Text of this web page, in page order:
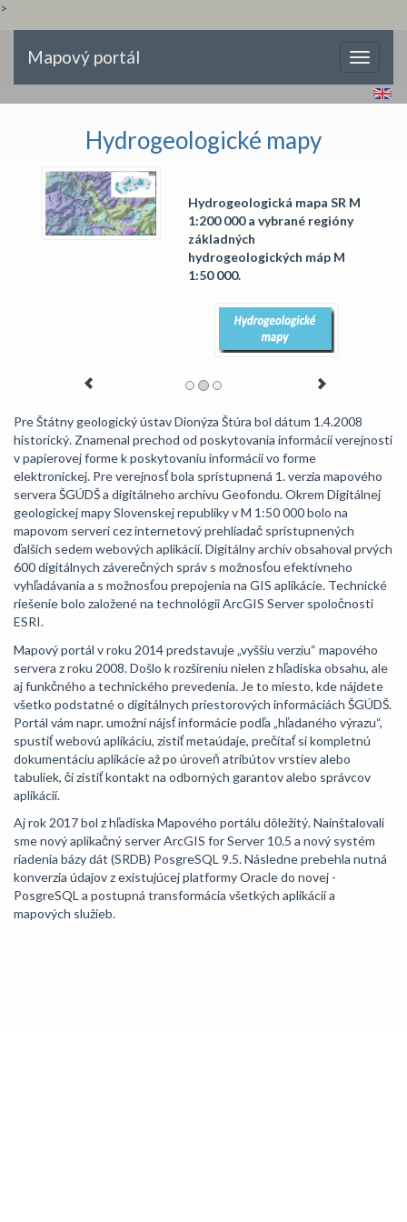
>
Toggle
Mapový portál
Hydrogeologické mapy
Hydrogeologická mapa SR M
1:200 000 a vybrané regióny
základných
hydrogeologických máp M
1:50 000.
Pre Štátny geologický ústav Dionýza Štúra bol dátum 1.4.2008
historický. Znamenal prechod od poskytovania informácií verejnosti
v papierovej forme k poskytovaniu informácií vo forme
elektronickej. Pre verejnosť bola sprístupnená 1. verzia mapového
servera ŠGÚDŠ a digitálneho archívu Geofondu. Okrem Digitálnej
geologickej mapy Slovenskej republiky v M 1:50 000 bolo na
mapovom serveri cez internetový prehliadač sprístupnených
ďalších sedem webových aplikácií. Digitálny archív obsahoval prvých
600 digitálnych záverečných správ s možnosťou efektívneho
vyhľadávania a s možnosťou prepojenia na GIS aplikácie. Technické
riešenie bolo založené na technológii ArcGIS Server spoločnosti
ESRI.
Mapový portál v roku 2014 predstavuje „vyššiu verziu“ mapového
servera z roku 2008. Došlo k rozšíreniu nielen z hľadiska obsahu, ale
aj funkčného a technického prevedenia. Je to miesto, kde nájdete
všetko podstatné o digitálnych priestorových informáciách ŠGÚDŠ.
Portál vám napr. umožní nájsť informácie podľa „hľadaného výrazu“,
spustiť webovú aplikáciu, zistiť metaúdaje, prečítať si kompletnú
dokumentáciu aplikácie až po úroveň atribútov vrstiev alebo
tabuliek, či zistiť kontakt na odborných garantov alebo správcov
aplikácií.
Aj rok 2017 bol z hľadiska Mapového portálu dôležitý. Nainštalovali
sme nový aplikačný server ArcGIS for Server 10.5 a nový systém
riadenia bázy dát (SRDB) PosgreSQL 9.5. Následne prebehla nutná
konverzia údajov z existujúcej platformy Oracle do novej -
PosgreSQL a postupná transformácia všetkých aplikácií a
mapových služieb.